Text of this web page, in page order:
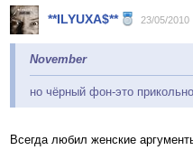
**ILYUXA$** 23/05/2010
November
но чёрный фон-это прикольно
Всегда любил женские